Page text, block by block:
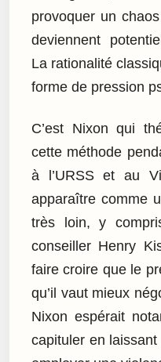
provoquer un
deviennent
La rationalité
forme de pression
C’est Nixon qui
cette méthode
à l’URSS et au
apparaître comme
très loin, y
conseiller Henry
faire croire que le
qu’il vaut mieux
Nixon espérait
capituler en laissant